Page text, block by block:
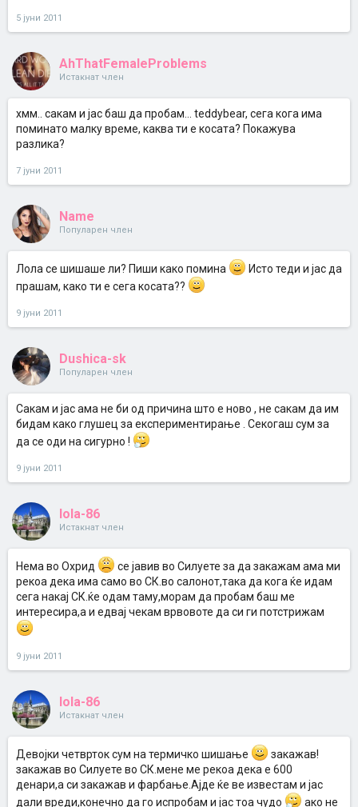
5 јуни 2011
AhThatFemaleProblems
Истакнат член
хмм.. сакам и јас баш да пробам... teddybear, сега кога има
поминато малку време, каква ти е косата? Покажува
разлика?
7 јуни 2011
Name
Популарен член
Лола се шишаше ли? Пиши како помина
Исто теди и јас да
прашам, како ти е сега косата??
9 јуни 2011
Dushica-sk
Популарен член
Сакам и јас ама не би од причина што е ново , не сакам да им
бидам како глушец за експериментирање . Секогаш сум за
да се оди на сигурно !
9 јуни 2011
lola-86
Истакнат член
Нема во Охрид
се јавив во Силуете за да закажам ама ми
рекоа дека има само во СК.во салонот,така да кога ќе идам
сега накај СК.ќе одам таму,морам да пробам баш ме
интересира,а и едвај чекам врвовоте да си ги потстрижам
9 јуни 2011
lola-86
Истакнат член
Девојки четврток сум на термичко шишање
закажав!
закажав во Силуете во СК.мене ме рекоа дека е 600
денари,а си закажав и фарбање.Ајде ќе ве известам и јас
дали вреди,конечно да го испробам и јас тоа чудо
ако не